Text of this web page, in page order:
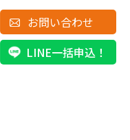
お問い合わせ
LINE一括申込！